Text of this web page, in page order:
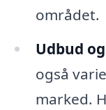
området.
Udbud
også
marked.